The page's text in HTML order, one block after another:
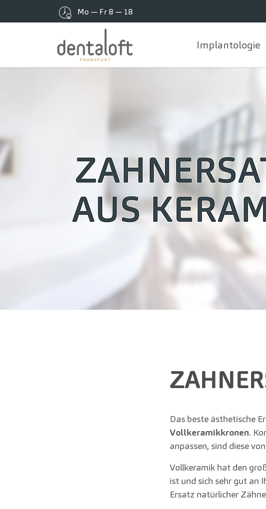
Zum Hauptinhalt springen
Mo — Fr 8 — 18
Implantologie
Das beste ästhetische
Vollkeramikkronen.
anpassen, sind diese
Vollkeramik hat den
ist und sich sehr gut an
Ersatz natürlicher